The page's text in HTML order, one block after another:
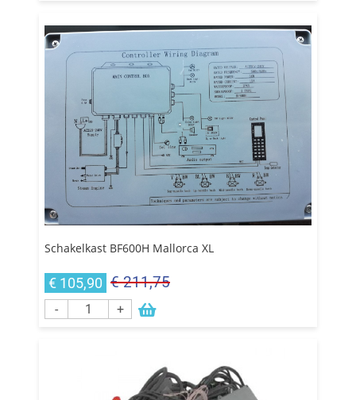
Schakelkast BF600H Mallorca XL
€ 105,90 € 211,75
- +